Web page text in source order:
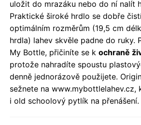
uložit do mrazáku nebo do ní nalít
Praktické široké hrdlo se dobře
optimálním rozměrům (19,5 cm
hrdla) lahev skvěle padne do ruky.
My Bottle, přičiníte se k ochraně
protože nahradíte spoustu
denně jednorázově použijete.
sežnete na www.mybottlelahev.cz,
i old schoolový pytlík na přenášení.